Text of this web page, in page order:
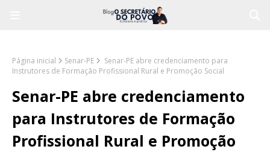
Página inicial Senar-PE
Senar-PE abre credenciamento para
Instrutores de Formação Profissional Rural e Promoção Social
Senar-PE abre credenciamento
para Instrutores de Formação
Profissional Rural e Promoção